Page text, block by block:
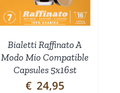
Bialetti Raffinato A
Modo Mio Compatible
Capsules 5x16st
€ 24,95